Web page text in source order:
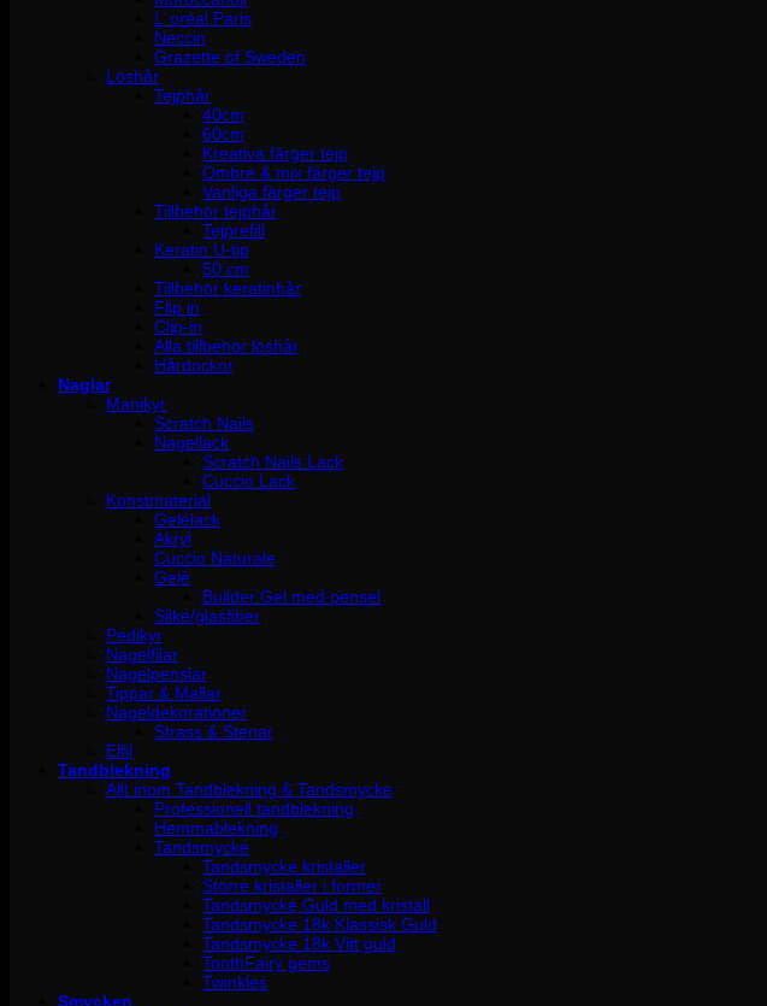
L´oréal Paris
Neccin
Grazette of Sweden
Löshår
Tejphår
40cm
60cm
Kreativa färger tejp
Ombre & mix färger tejp
Vanliga färger tejp
Tillbehör tejphår
Tejprefill
Keratin U-tip
50 cm
Tillbehör keratinhår
Flip in
Clip-in
Alla tillbehör löshår
Hårdockor
Naglar
Manikyr
Scratch Nails
Nagellack
Scratch Nails Lack
Cuccio Lack
Konstmaterial
Gelélack
Akryl
Cuccio Naturale
Gelé
Builder Gel med pensel
Silke/glasfiber
Pedikyr
Nagelfilar
Nagelpenslar
Tippar & Mallar
Nageldekorationer
Strass & Stenar
Elfil
Tandblekning
Allt inom Tandblekning & Tandsmycke
Professionell tandblekning
Hemmablekning
Tandsmycke
Tandsmycke kristaller
Större kristaller i former
Tandsmycke Guld med kristall
Tandsmycke 18k Klassisk Guld
Tandsmycke 18k Vitt guld
ToothFairy gems
Twinkles
Smycken